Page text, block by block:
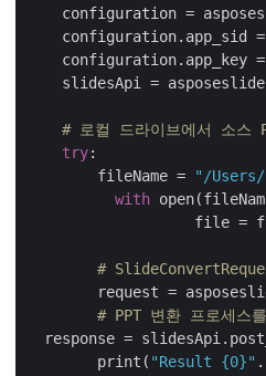
configuration =
    configuration.app_sid =
    configuration.app_key =
slidesApi =
# 로컬 드라이브에서 소스
try:
    	fileName =
"/Users/
with
#
request =
# PPT 변환 프로세스
response =
	print(
"Result {0}"